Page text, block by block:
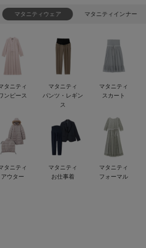
プス
ムス
ャマ
た！本当に必要な出産準備品
のセレモニー
ーアイテム
ベビー
あったかアイテム｜
もらって嬉しいギフト
何枚あっても嬉しい
長く使えるアイテム
お部屋映えアイテム
裏起毛素材
マタニティウェア マタニティインナー
タニティ
ンピース
マタニティ
パンツ・レギン
ス
マタニティ
スカート
タニティ
アウター
マタニティ
お仕事着
マタニティ
フォーマル